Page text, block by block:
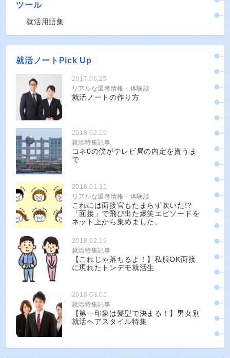
ツール
就活用語集
就活ノートPick Up
2017.06.25
リアルな選考情報・体験談
就活ノートの作り方
2018.02.19
就活特集記事
コネ0の僕がテレビ局の内定を貰うま
で
2018.01.31
リアルな選考情報・体験談
これには面接官もたまらず吹いた!?
「面接」で飛び出た爆笑エピソードを
ネット上から集めました。
2018.02.19
就活特集記事
【これじゃ落ちるよ！】私服OK面接
に現れたトンデモ就活生
2018.03.05
就活特集記事
【第一印象は髪型で決まる！】男女別
就活ヘアスタイル特集